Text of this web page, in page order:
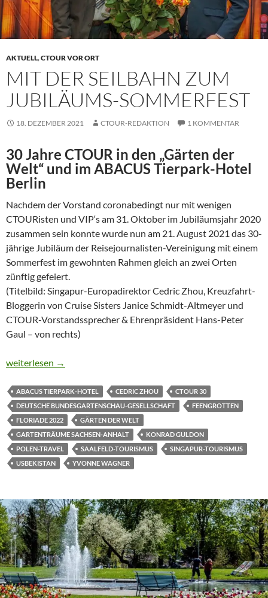
AKTUELL,CTOUR VOR ORT
MIT DER SEILBAHN ZUM
JUBILÄUMS-SOMMERFEST
18. DEZEMBER 2021 CTOUR-REDAKTION 1 KOMMENTAR
30 Jahre CTOUR in den „Gärten der
Welt“ und im ABACUS Tierpark-Hotel
Berlin
Nachdem der Vorstand coronabedingt nur mit wenigen
CTOURisten und VIP‘s am 31. Oktober im Jubiläumsjahr 2020
zusammen sein konnte wurde nun am 21. August 2021 das 30-
jährige Jubiläum der Reisejournalisten-Vereinigung mit einem
Sommerfest im gewohnten Rahmen gleich an zwei Orten
zünftig gefeiert.
(Titelbild: Singapur-Europadirektor Cedric Zhou, Kreuzfahrt-
Bloggerin von Cruise Sisters Janice Schmidt-Altmeyer und
CTOUR-Vorstandssprecher & Ehrenpräsident Hans-Peter
Gaul – von rechts)
MIT DER SEILBAHN ZUM JUBILÄUMS-SOMMERFEST
weiterlesen →
ABACUS TIERPARK-HOTEL CEDRIC ZHOU
CTOUR 30
DEUTSCHE BUNDESGARTENSCHAU-GESELLSCHAFT
FEENGROTTEN
FLORIADE 2022
GÄRTEN DER WELT
GARTENTRÄUME SACHSEN-ANHALT
KONRAD GULDON
POLEN-TRAVEL
SAALFELD-TOURISMUS
SINGAPUR-TOURISMUS
USBEKISTAN
YVONNE WAGNER